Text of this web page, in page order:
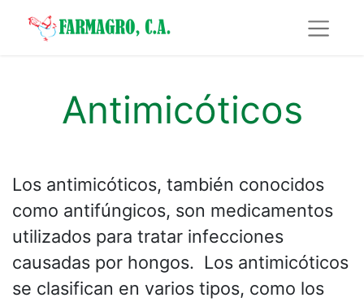
Antimicóticos
Los antimicóticos, también conocidos
como antifúngicos, son medicamentos
utilizados para tratar infecciones
causadas por hongos. Los antimicóticos
se clasifican en varios tipos, como los